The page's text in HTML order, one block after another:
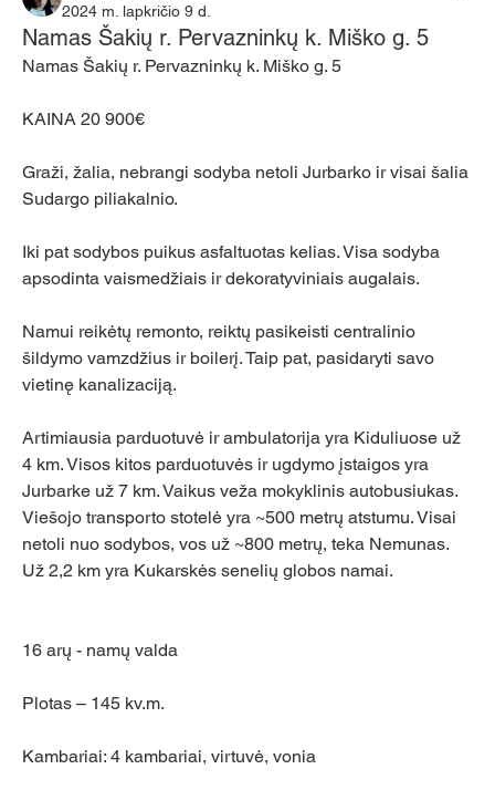
2024 m. lapkričio 9 d.
Namas Šakių r. Pervazninkų k. Miško g. 5
Namas Šakių r. Pervazninkų k. Miško g. 5
KAINA 20 900€
Graži, žalia, nebrangi sodyba netoli Jurbarko ir visai šalia
Sudargo piliakalnio.
Iki pat sodybos puikus asfaltuotas kelias. Visa sodyba
apsodinta vaismedžiais ir dekoratyviniais augalais.
Namui reikėtų remonto, reiktų pasikeisti centralinio
šildymo vamzdžius ir boilerį. Taip pat, pasidaryti savo
vietinę kanalizaciją.
Artimiausia parduotuvė ir ambulatorija yra Kiduliuose už
4 km. Visos kitos parduotuvės ir ugdymo įstaigos yra
Jurbarke už 7 km. Vaikus veža mokyklinis autobusiukas.
Viešojo transporto stotelė yra ~500 metrų atstumu. Visai
netoli nuo sodybos, vos už ~800 metrų, teka Nemunas.
Už 2,2 km yra Kukarskės senelių globos namai.
16 arų - namų valda
Plotas – 145 kv.m.
Kambariai: 4 kambariai, virtuvė, vonia